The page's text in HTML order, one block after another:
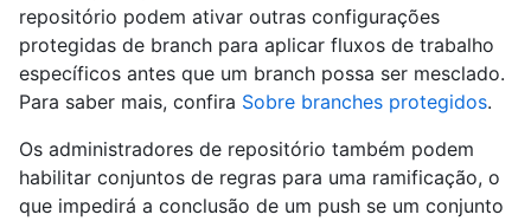
repositório podem ativar outras configurações
protegidas de branch para aplicar fluxos de trabalho
específicos antes que um branch possa ser mesclado.
Para saber mais, confira Sobre branches protegidos.
Os administradores de repositório também podem
habilitar conjuntos de regras para uma ramificação, o
que impedirá a conclusão de um push se um conjunto